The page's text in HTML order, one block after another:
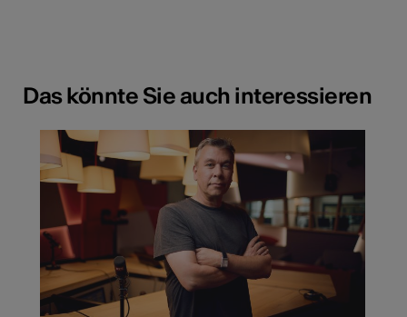
Das könnte Sie auch interessieren